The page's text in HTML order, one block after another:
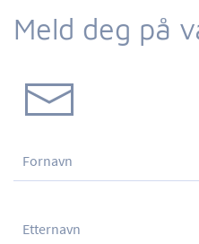
Meld deg på